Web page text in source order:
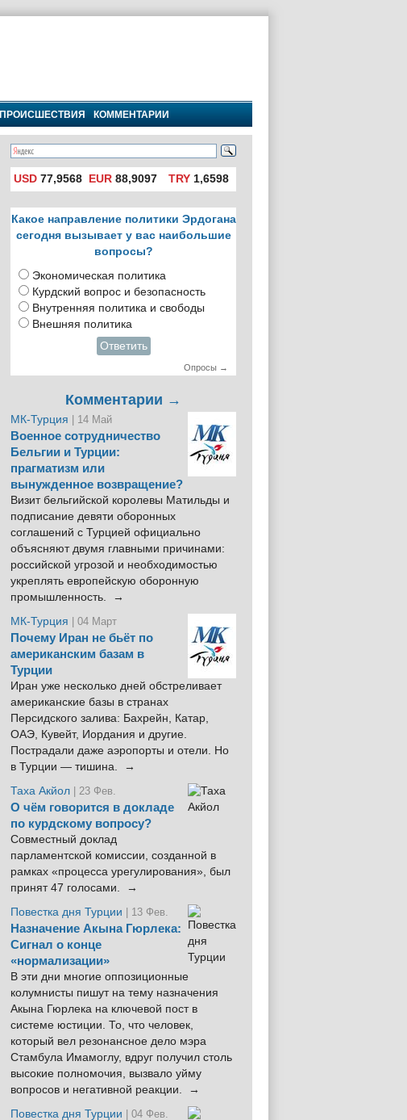
ПРОИСШЕСТВИЯ КОММЕНТАРИИ
USD 77,9568 EUR 88,9097 TRY1,6598
Какое направление политики Эрдогана
сегодня вызывает у вас наибольшие
вопросы?
Экономическая политика
Курдский вопрос и безопасность
Внутренняя политика и свободы
Внешняя политика
Ответить
Опросы →
Комментарии →
МК-Турция | 14 Май
Военное сотрудничество
Бельгии и Турции:
прагматизм или
вынужденное возвращение?
Визит бельгийской королевы Матильды и
подписание девяти оборонных
соглашений с Турцией официально
объясняют двумя главными причинами:
российской угрозой и необходимостью
укреплять европейскую оборонную
промышленность. →
МК-Турция
| 04 Март
Почему Иран не бьёт по
американским базам в
Турции
Иран уже несколько дней обстреливает
американские базы в странах
Персидского залива: Бахрейн, Катар,
ОАЭ, Кувейт, Иордания и другие.
Пострадали даже аэропорты и отели. Но
в Турции — тишина. →
Таха Акйол | 23 Фев.
О чём говорится в докладе
по курдскому вопросу?
Совместный доклад
парламентской комиссии, созданной в
рамках «процесса урегулирования», был
принят 47 голосами. →
Повестка дня Турции
| 13 Фев.
Назначение Акына Гюрлека:
Сигнал о конце
«нормализации»
В эти дни многие оппозиционные
колумнисты пишут на тему назначения
Акына Гюрлека на ключевой пост в
системе юстиции. То, что человек,
который вел резонансное дело мэра
Стамбула Имамоглу, вдруг получил столь
высокие полномочия, вызвало уйму
вопросов и негативной реакции. →
Повестка дня Турции
| 04 Фев.